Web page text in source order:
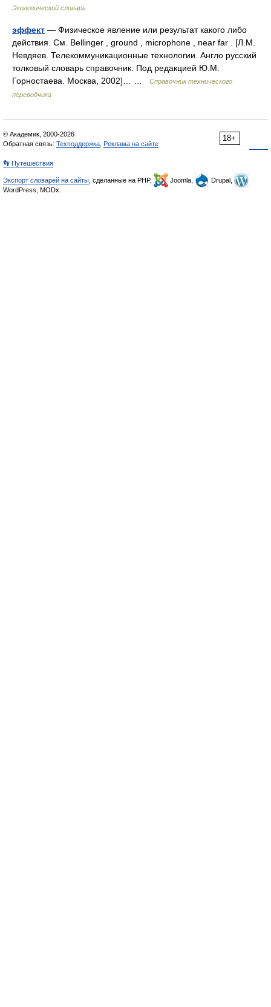
Экологический словарь
эффект — Физическое явление или результат какого либо
действия. См. Bellinger , ground , microphone , near far . [Л.М.
Невдяев. Телекоммуникационные технологии. Англо русский
толковый словарь справочник. Под редакцией Ю.М.
Горностаева. Москва, 2002]… …
Справочник технического
переводчика
18+
© Академик, 2000-2026
Обратная связь: Техподдержка Реклама на сайте
👣 Путешествия
Экспорт словарей на сайты , сделанные на PHP, Joomla,
Drupal,
WordPress, MODx.